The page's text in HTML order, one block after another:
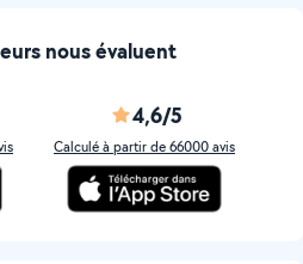
nous évaluent
4,6/5
Calculé à partir de 66000 avis